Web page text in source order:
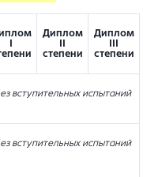
Диплом
степени
Диплом
степени
вступительных испытаний
вступительных испытаний